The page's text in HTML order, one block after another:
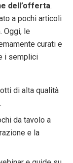
dell’offerta.
a pochi articoli
Oggi, le
curati e
i semplici
di alta qualità
da tavolo a
e la